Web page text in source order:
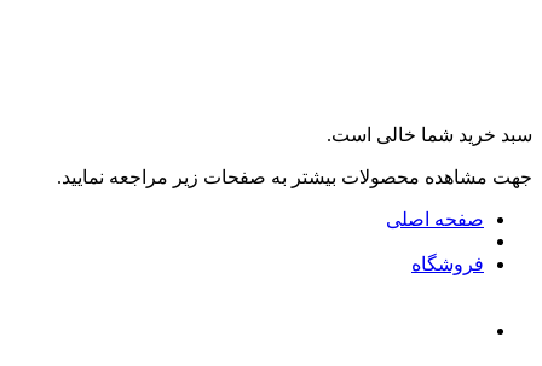
سبد خرید شما خالی است.
جهت مشاهده محصولات بیشتر به صفحات زیر مراجعه نمایید.
صفحه اصلی
فروشگاه